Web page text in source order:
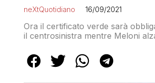
neXtQuotidiano 16/09/2021
Ora il certificato verde sarà
il centrosinistra mentre Meloni